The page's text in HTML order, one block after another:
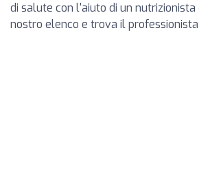
di salute con l'aiuto di un
nostro elenco e trova il